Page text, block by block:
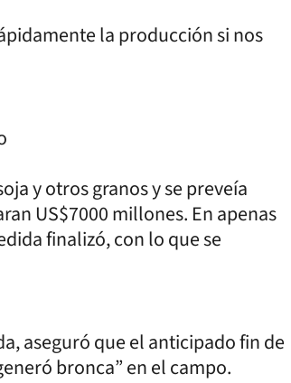
la producción si nos
y otros granos y se preveía
US$7000 millones. En apenas
finalizó, con lo que se
aseguró que el anticipado fin de
bronca” en el campo.